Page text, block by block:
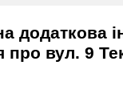
про вул. 9